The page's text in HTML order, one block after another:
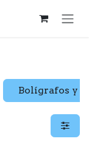
Bolígrafos y